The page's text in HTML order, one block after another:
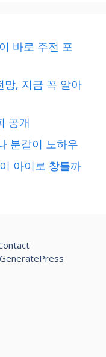
바로 주전 포
망, 지금 꼭 알아
공개
분갈이 노하우
아이로 창틀까
GeneratePress